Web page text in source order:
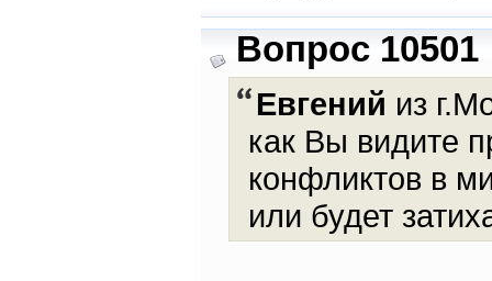
Вопрос 10501
Евгений из
как Вы видите
конфликтов в
или будет